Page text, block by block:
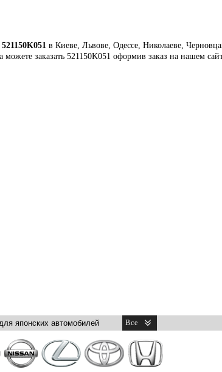
521150K051 в Киеве, Львове, Одессе, Николаеве,
можете заказать 521150K051 оформив заказ на нашем